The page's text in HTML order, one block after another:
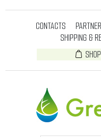
CONTACTS
SHIPPING &